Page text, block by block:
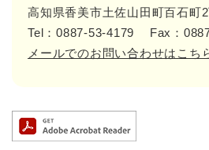
高知県香美市土佐山田町百石町
Tel：0887-53-4179
Fax：
メールでのお問い合わせはこち